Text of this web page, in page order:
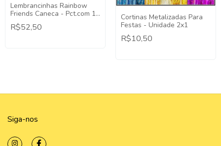
Lembrancinhas Rainbow
Friends Caneca - Pct.com 10
Unidades.
R$52,50
Cortinas Metalizadas Para
Festas - Unidade 2x1
R$10,50
Siga-nos